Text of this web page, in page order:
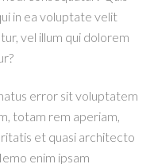
in ea voluptate velit
vel illum qui dolorem
error sit voluptatem
totam rem aperiam,
et quasi architecto
enim ipsam